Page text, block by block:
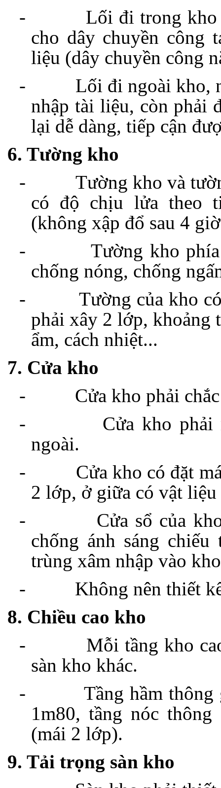
-
Lối đi trong kho
cho dây chuyền công
liệu (dây chuyền công
-
Lối đi ngoài kho,
nhập tài liệu, còn phải
lại dễ dàng, tiếp cận
6. Tường kho
-
Tường kho và
có độ chịu lửa theo
(không xập đổ sau 4
-
Tường kho
chống nóng, chống
-
Tường của kho
phải xây 2 lớp, khoảng
ẩm, cách nhiệt...
7. Cửa kho
-
Cửa kho phải
-
Cửa kho phải
ngoài.
-
Cửa kho có đặt
2 lớp, ở giữa có vật liệu
-
Cửa sổ của
chống ánh sáng
trùng xâm nhập vào
-
Không nên thiết
8. Chiều cao kho
-
Mỗi tầng kho
sàn kho khác.
-
Tầng hầm
1m80, tầng nóc
(mái 2 lớp).
9. Tải trọng sàn kho